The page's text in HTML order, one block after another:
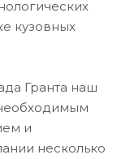
кузовных
Гранта наш
и
несколько